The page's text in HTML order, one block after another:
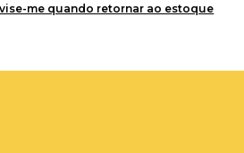
me quando retornar ao estoque